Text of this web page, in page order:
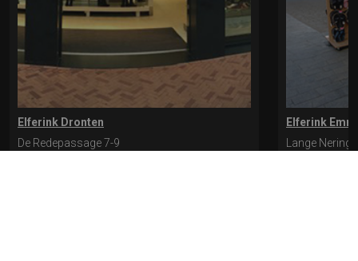
Elferink Dronten
De Redepassage 7-9
Elferink
Lange Nering